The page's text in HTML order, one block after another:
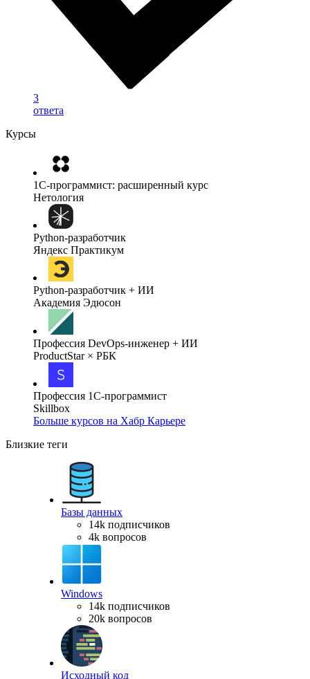
3
ответа
Курсы
1C-программист: расширенный курс
Нетология
Python-разработчик
Яндекс Практикум
Python-разработчик + ИИ
Академия Эдюсон
Профессия DevOps-инженер + ИИ
ProductStar × РБК
Профессия 1С-программист
Skillbox
Больше курсов на Хабр Карьере
Близкие теги
Базы данных
14k подписчиков
4k вопросов
Windows
14k подписчиков
20k вопросов
Исходный код